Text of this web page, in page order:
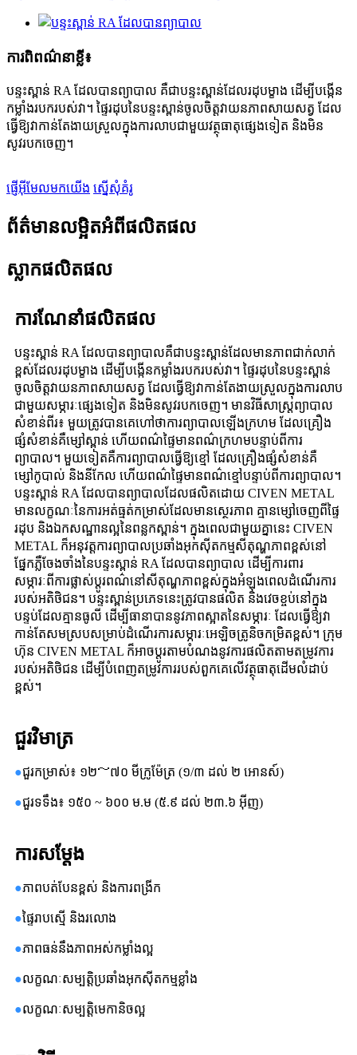
ការពិពណ៌នាខ្លី៖
បន្ទះស្ពាន់ RA ដែលបានព្យាបាល គឺជាបន្ទះស្ពាន់ដែលរដុបម្ខាង ដើម្បីបង្កើន
កម្លាំងរបករបស់វា។ ផ្ទៃរដុបនៃបន្ទះស្ពាន់ចូលចិត្តវាយនភាពសាយសត្វ ដែល
ធ្វើឱ្យវាកាន់តែងាយស្រួលក្នុងការលាបជាមួយវត្ថុធាតុផ្សេងទៀត និងមិន
សូវរបកចេញ។
ផ្ញើអ៊ីមែលមកយើង ស្នើសុំគំរូ
ព័ត៌មានលម្អិតអំពីផលិតផល
ស្លាកផលិតផល
ការណែនាំផលិតផល
បន្ទះស្ពាន់ RA ដែលបានព្យាបាលគឺជាបន្ទះស្ពាន់ដែលមានភាពជាក់លាក់
ខ្ពស់ដែលរដុបម្ខាង ដើម្បីបង្កើនកម្លាំងរបករបស់វា។ ផ្ទៃរដុបនៃបន្ទះស្ពាន់
ចូលចិត្តវាយនភាពសាយសត្វ ដែលធ្វើឱ្យវាកាន់តែងាយស្រួលក្នុងការលាប
ជាមួយសម្ភារៈផ្សេងទៀត និងមិនសូវរបកចេញ។ មានវិធីសាស្រ្តព្យាបាល
សំខាន់ពីរ៖ មួយត្រូវបានគេហៅថាការព្យាបាលឡើងក្រហម ដែលគ្រឿង
ផ្សំសំខាន់គឺម្សៅស្ពាន់ ហើយពណ៌ផ្ទៃមានពណ៌ក្រហមបន្ទាប់ពីការ
ព្យាបាល។ មួយទៀតគឺការព្យាបាលធ្វើឱ្យខ្មៅ ដែលគ្រឿងផ្សំសំខាន់គឺ
ម្សៅកូបាល់ និងនីកែល ហើយពណ៌ផ្ទៃមានពណ៌ខ្មៅបន្ទាប់ពីការព្យាបាល។
បន្ទះស្ពាន់ RA ដែលបានព្យាបាលដែលផលិតដោយ CIVEN METAL
មានលក្ខណៈនៃការអត់ធ្មត់កម្រាស់ដែលមានស្ថេរភាព គ្មានម្សៅចេញពីផ្ទៃ
រដុប និងឯកសណ្ឋានល្អនៃពន្លកស្ពាន់។ ក្នុងពេលជាមួយគ្នានេះ CIVEN
METAL ក៏អនុវត្តការព្យាបាលប្រឆាំងអុកស៊ីតកម្មសីតុណ្ហភាពខ្ពស់នៅ
ផ្នែកភ្លឺចែងចាំងនៃបន្ទះស្ពាន់ RA ដែលបានព្យាបាល ដើម្បីការពារ
សម្ភារៈពីការផ្លាស់ប្តូរពណ៌នៅសីតុណ្ហភាពខ្ពស់ក្នុងអំឡុងពេលដំណើរការ
របស់អតិថិជន។ បន្ទះស្ពាន់ប្រភេទនេះត្រូវបានផលិត និងវេចខ្ចប់នៅក្នុង
បន្ទប់ដែលគ្មានធូលី ដើម្បីធានាបាននូវភាពស្អាតនៃសម្ភារៈ ដែលធ្វើឱ្យវា
កាន់តែសមស្របសម្រាប់ដំណើរការសម្ភារៈអេឡិចត្រូនិចកម្រិតខ្ពស់។ ក្រុម
ហ៊ុន CIVEN METAL ក៏អាចប្ដូរតាមបំណងនូវការផលិតតាមតម្រូវការ
របស់អតិថិជន ដើម្បីបំពេញតម្រូវការរបស់ពួកគេលើវត្ថុធាតុដើមលំដាប់
ខ្ពស់។
ជួរវិមាត្រ
●ជួរកម្រាស់៖ ១២～៧០ មីក្រូម៉ែត្រ (១/៣ ដល់ ២ អោនស៍)
●ជួរទទឹង៖ ១៥០ ~ ៦០០ ម.ម (៥.៩ ដល់ ២៣.៦ អ៊ីញ)
ការសម្តែង
●ភាពបត់បែនខ្ពស់ និងការពង្រីក
●ផ្ទៃរាបស្មើ និងរលោង
●ភាពធន់នឹងភាពអស់កម្លាំងល្អ
●លក្ខណៈសម្បត្តិប្រឆាំងអុកស៊ីតកម្មខ្លាំង
●លក្ខណៈសម្បត្តិមេកានិចល្អ